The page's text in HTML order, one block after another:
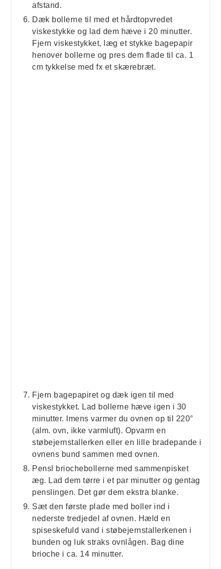
afstand.
Dæk bollerne til med et hårdtopvredet
viskestykke og lad dem hæve i 20 minutter.
Fjern viskestykket, læg et stykke bagepapir
henover bollerne og pres dem flade til ca. 1
cm tykkelse med fx et skærebræt.
Fjern bagepapiret og dæk igen til med
viskestykket. Lad bollerne hæve igen i 30
minutter. Imens varmer du ovnen op til 220°
(alm. ovn, ikke varmluft). Opvarm en
støbejernstallerken eller en lille bradepande i
ovnens bund sammen med ovnen.
Pensl briochebollerne med sammenpisket
æg. Lad dem tørre i et par minutter og gentag
penslingen. Det gør dem ekstra blanke.
Sæt den første plade med boller ind i
nederste tredjedel af ovnen. Hæld en
spiseskefuld vand i støbejernstallerkenen i
bunden og luk straks ovnlågen. Bag dine
brioche i ca. 14 minutter.